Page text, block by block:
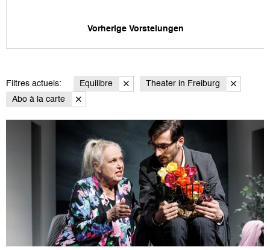
Vorherige Vorstelungen
Filtres actuels: Equilibre
Theater in Freiburg
Abo à la carte